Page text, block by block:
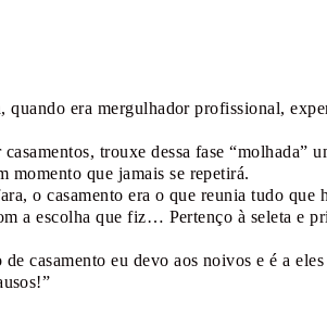
era mergulhador profissional,
trouxe dessa fase “molhada”
momento que jamais se repetirá.
o casamento era o que reunia tudo
a escolha que fiz… Pertenço à seleta e
casamento eu devo aos noivos e é a